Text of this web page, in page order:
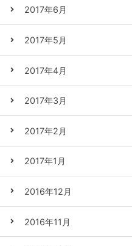
2017年6月
2017年5月
2017年4月
2017年3月
2017年2月
2017年1月
2016年12月
2016年11月